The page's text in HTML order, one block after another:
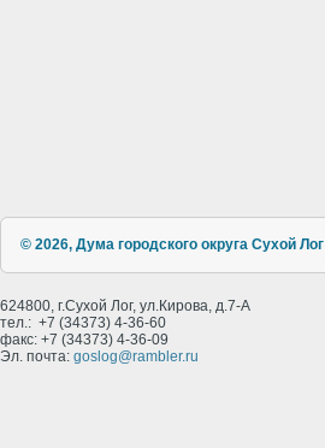
© 2026, Дума городского округа Сухой Лог
624800, г.Сухой Лог, ул.Кирова, д.7-А
тел.: +7 (34373) 4-36-60
факс: +7 (34373) 4-36-09
Эл. почта: goslog@rambler.ru